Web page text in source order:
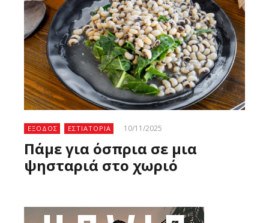
ΕΞΟΔΟΣ ΕΣΤΙΑΤΟΡΙΑ 10/11/2025
Πάμε για όσπρια σε μια
ψησταριά στο χωριό